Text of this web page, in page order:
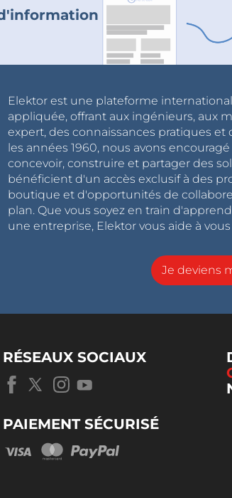
Elektor est une plateforme
appliquée, offrant aux ingénieurs, aux
expert, des connaissances pratiques
les années 1960, nous avons
concevoir, construire et partager des
bénéficient d'un accès exclusif à des
boutique et d'opportunités de
plan. Que vous soyez en train
une entreprise, Elektor vous aide à
Je deviens
RÉSEAUX SOCIAUX
PAIEMENT SÉCURISÉ